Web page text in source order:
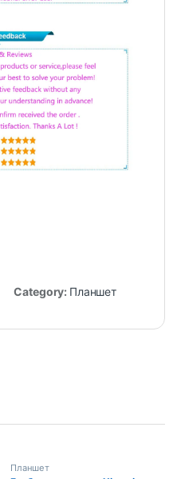
Category: Планшет
Планшет